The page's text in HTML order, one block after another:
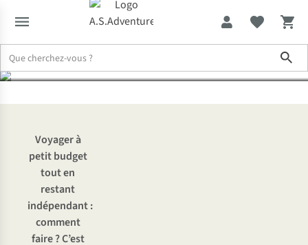
jeunes aventuriers
Voyager à
petit budget
tout en
restant
indépendant :
comment
faire ? C’est